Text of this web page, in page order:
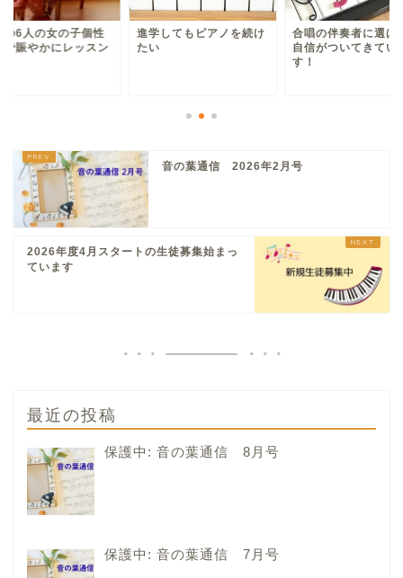
の6人の女の子個性
で賑やかにレッスン
進学してもピアノを続け
たい
合唱の伴奏者に選ば
自信がついてきてい
す！
音の葉通信 2026年2月号
2026年度4月スタートの生徒募集始まっ
ています
最近の投稿
保護中: 音の葉通信 8月号
保護中: 音の葉通信 7月号